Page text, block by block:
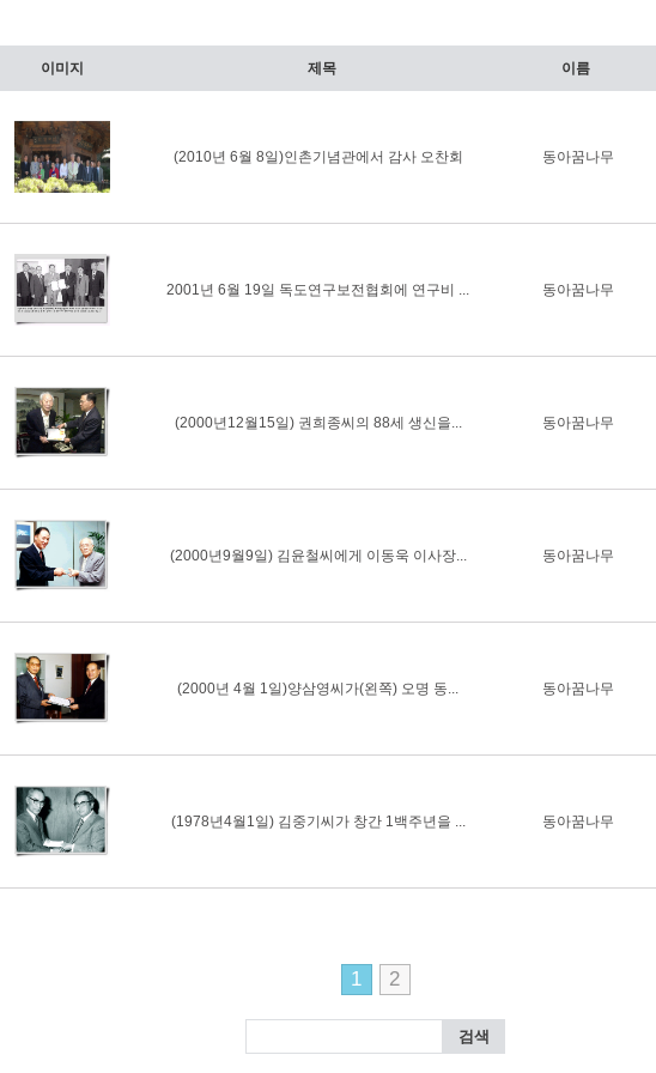
이미지 제목 이름
(2010년 6월 8일)인촌기념관에서 감사 오찬회 동아꿈나무
2001년 6월 19일 독도연구보전협회에 연구비 ... 동아꿈나무
(2000년12월15일) 권희종씨의 88세 생신을... 동아꿈나무
(2000년9월9일) 김윤철씨에게 이동욱 이사장... 동아꿈나무
(2000년 4월 1일)양삼영씨가(왼쪽) 오명 동... 동아꿈나무
(1978년4월1일) 김중기씨가 창간 1백주년을 ... 동아꿈나무
1 2